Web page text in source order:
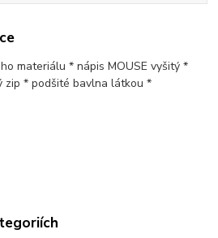
materiálu * nápis MOUSE vyšitý *
zip * podšité bavlna látkou *